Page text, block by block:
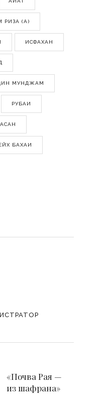
РИЗА (А)
ИСФАХАН
МУНДЖАМ
РУБАИ
БАХАИ
«Почва Рая —
из шафрана»